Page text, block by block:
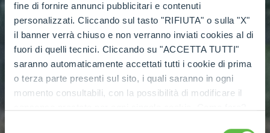
fine di fornire annunci pubblicitari e contenuti
personalizzati. Cliccando sul tasto "RIFIUTA" o sulla "X"
il banner verrà chiuso e non verranno inviati cookies al di
fuori di quelli tecnici. Cliccando su "ACCETTA TUTTI"
saranno automaticamente accettati tutti i cookie di prima
o terza parte presenti sul sito, i quali saranno in ogni
momento consultabili, con la possibilità di modificare il